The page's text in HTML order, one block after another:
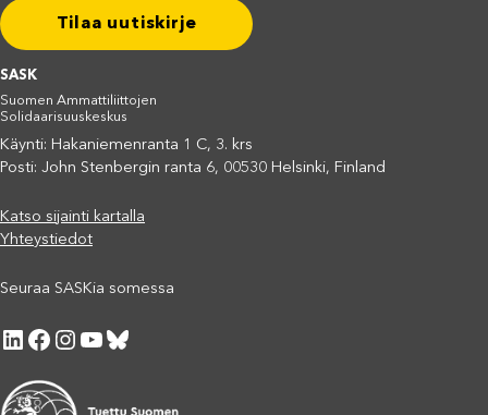
Tilaa uutiskirje
SASK
Suomen Ammattiliittojen
Solidaarisuuskeskus
Käynti: Hakaniemenranta 1 C, 3. krs
Posti: John Stenbergin ranta 6, 00530 Helsinki, Finland
Katso sijainti kartalla
Yhteystiedot
Seuraa SASKia somessa
LinkedIn Facebook Instagram YouTube Bluesky